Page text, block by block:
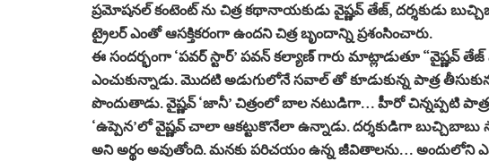
ప్రమోషనల్ కంటెంట్ ను చిత్ర కథానాయకుడు వైష్ణవ్ తేజ్, దర్శకుడు
ట్రైలర్ ఎంతో ఆసక్తికరంగా ఉందని చిత్ర బృందాన్ని ప్రశంసించారు.
ఈ సందర్భంగా ‘పవర్ స్టార్’ పవన్ కల్యాణ్ గారు మాట్లాడుతూ
ఎంచుకున్నాడు. మొదటి అడుగులోనే సవాల్ తో కూడుకున్న పాత్ర తీసుకున్న
పొందుతాడు. వైష్ణవ్ ‘జానీ’ చిత్రంలో బాల నటుడిగా… హీరో చిన్నప్పటి
‘ఉప్పెన’లో వైష్ణవ్ చాలా ఆకట్టుకొనేలా ఉన్నాడు. దర్శకుడిగా
అని అర్థం అవుతోంది. మనకు పరిచయం ఉన్న జీవితాలను… అందులోని